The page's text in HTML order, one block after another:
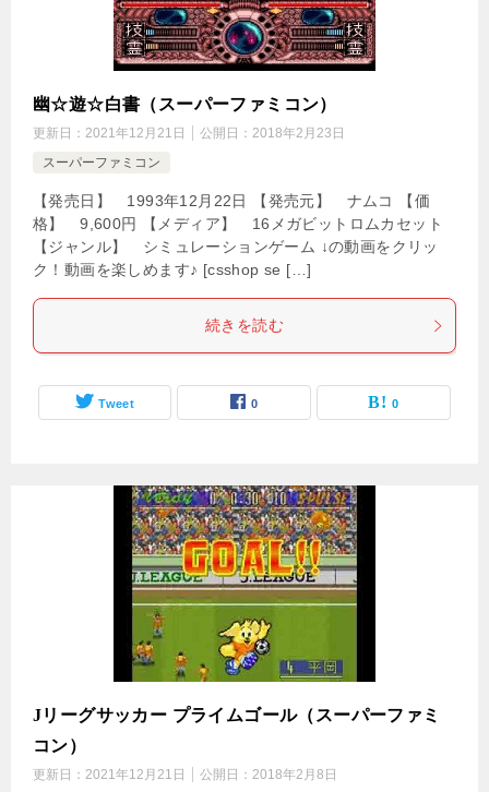
幽☆遊☆白書（スーパーファミコン）
更新日： 2021年12月21日 公開日： 2018年2月23日
スーパーファミコン
【発売日】 1993年12月22日 【発売元】 ナムコ 【価
格】 9,600円 【メディア】 16メガビットロムカセット
【ジャンル】 シミュレーションゲーム ↓の動画をクリッ
ク！動画を楽しめます♪ [csshop se […]
続きを読む
Tweet 0 0
Jリーグサッカー プライムゴール（スーパーファミ
コン）
更新日： 2021年12月21日 公開日： 2018年2月8日